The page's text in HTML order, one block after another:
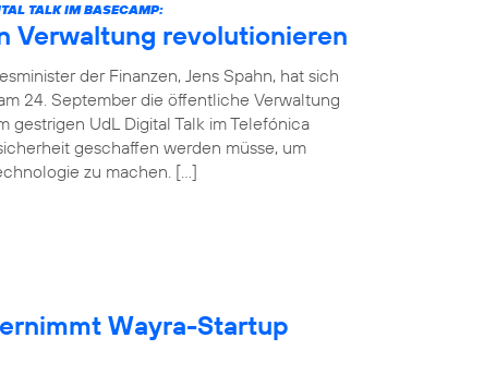
TALK IM BASECAMP:
Verwaltung revolutionieren
der Finanzen, Jens Spahn, hat sich
24. September die öffentliche Verwaltung
gestrigen UdL Digital Talk im Telefónica
geschaffen werden müsse, um
zu machen. […]
Wayra-Startup